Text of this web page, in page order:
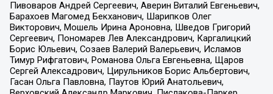
Пивоваров Андрей Сергеевич, Аверин Виталий Евгеньевич,
Барахоев Магомед Бекханович, Шарипков Олег
Викторович, Мошель Ирина Ароновна, Шведов Григорий
Сергеевич, Пономарев Лев Александрович, Каргалицкий
Борис Юльевич, Созаев Валерий Валерьевич, Исламов
Тимур Рифгатович, Романова Ольга Евгеньевна, Щаров
Сергей Алексадрович, Цирульников Борис Альбертович,
Гасан Ольга Павловна, Паутов Юрий Анатольевич,